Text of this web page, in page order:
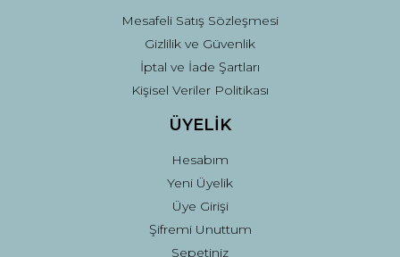
Mesafeli Satış Sözleşmesi
Gizlilik ve Güvenlik
İptal ve İade Şartları
Kişisel Veriler Politikası
ÜYELİK
Hesabım
Yeni Üyelik
Üye Girişi
Şifremi Unuttum
Sepetiniz